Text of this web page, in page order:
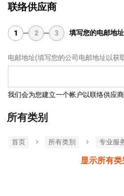
联络供应商
1 2 3 填写您的电邮地址
电邮地址(填写您的公司电邮地址以获
我们会为您建立一个帐户以联络供应
所有类别
首页 所有类別 专业服
显示所有类